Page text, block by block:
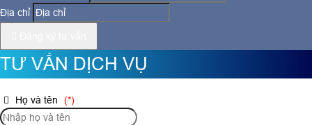
Địa chỉ
TƯ VẤN DỊCH VỤ
Họ và tên (*)